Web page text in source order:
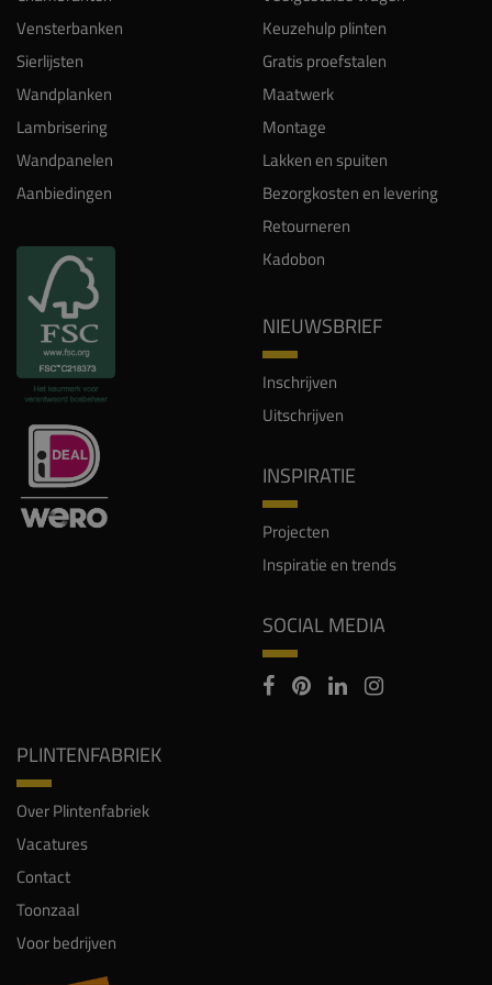
Vensterbanken
Sierlijsten
Wandplanken
Lambrisering
Wandpanelen
Aanbiedingen
Keuzehulp plinten
Gratis proefstalen
Maatwerk
Montage
Lakken en spuiten
Bezorgkosten en levering
Retourneren
Kadobon
NIEUWSBRIEF
Inschrijven
Uitschrijven
INSPIRATIE
Projecten
Inspiratie en trends
SOCIAL MEDIA
PLINTENFABRIEK
Over Plintenfabriek
Vacatures
Contact
Toonzaal
Voor bedrijven